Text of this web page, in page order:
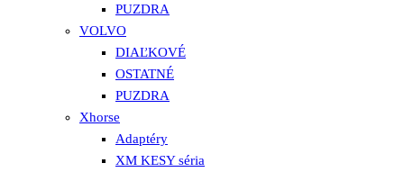
PUZDRA
VOLVO
DIAĽKOVÉ
OSTATNÉ
PUZDRA
Xhorse
Adaptéry
XM KESY séria